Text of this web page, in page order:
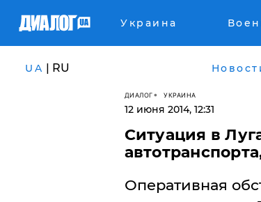
Украина
UA | RU
ДИАЛОГ УКРАИНА
12 июня 2014, 12:31
Ситуация в
Оперативная